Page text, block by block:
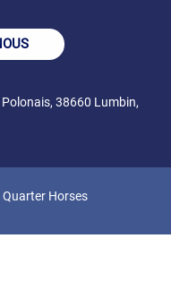
38660 Lumbin,
Horses